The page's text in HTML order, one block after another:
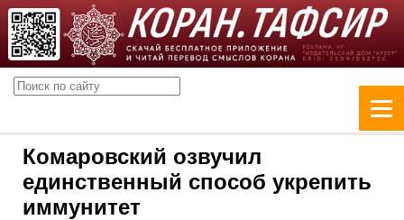
Комаровский озвучил
единственный способ укрепить
иммунитет